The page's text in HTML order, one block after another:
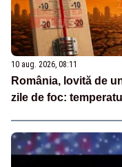
10 aug. 2026, 08:11
România, lovită de
zile de foc: